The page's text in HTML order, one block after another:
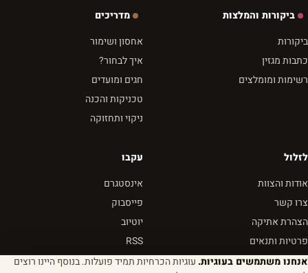
ביקורות והמלצות
ביקורות
כתבות מגזין
רשימות ומומלצים
מדריכים
אחסון ושימור
איך לבחור?
חגים ומועדים
טכניקות והכנה
ניקוי ותחזוקה
לזלול
אודות והצוות
צרו קשר
הצהרת אתיקה
פרטיות ותנאים
עקבו
אינסטגרם
פייסבוק
יוטיוב
RSS
אנחנו משתמשים בעוגיות. עוגיות הכרחיות תמיד פועלות. בנוסף היינו רוצים